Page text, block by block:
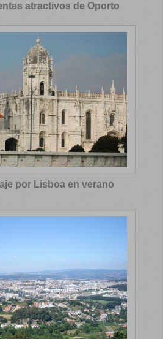
atractivos de Oporto
por Lisboa en verano